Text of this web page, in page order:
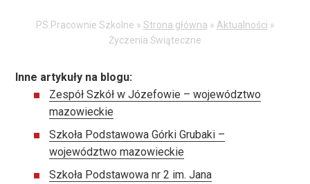
PS Pracownie Szkolne » Strona główna » Aktualności »
Życzenia Świąteczne
Inne artykuły na blogu:
Zespół Szkół w Józefowie – województwo
mazowieckie
Szkoła Podstawowa Górki Grubaki –
województwo mazowieckie
Szkoła Podstawowa nr 2 im. Jana